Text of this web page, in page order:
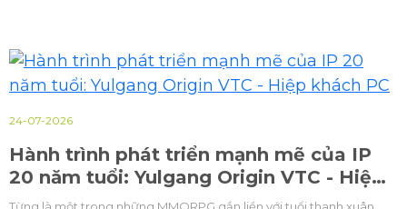
24-07-2026
Hành trình phát triển mạnh mẽ của IP
20 năm tuổi: Yulgang Origin VTC - Hiệp
khách PC
Từng là một trong những MMORPG gắn liền với tuổi thanh xuân